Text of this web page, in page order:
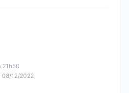
21h50
08/12/2022